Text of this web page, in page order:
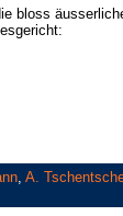
bloss
, A.